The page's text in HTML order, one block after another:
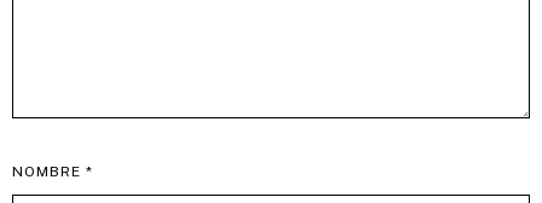
NOMBRE *